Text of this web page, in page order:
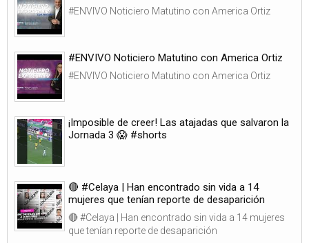
#ENVIVO Noticiero Matutino con America Ortiz
#ENVIVO Noticiero Matutino con America Ortiz
#ENVIVO Noticiero Matutino con America Ortiz
¡Imposible de creer! Las atajadas que salvaron la
Jornada 3 😱 #shorts
🔴 #Celaya | Han encontrado sin vida a 14
mujeres que tenían reporte de desaparición
🔴 #Celaya | Han encontrado sin vida a 14 mujeres
que tenían reporte de desaparición